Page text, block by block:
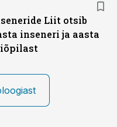
Liit otsib
inseneri ja aasta